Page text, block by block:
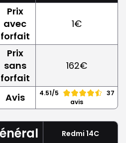
Prix
avec
forfait
1€
Prix
sans
forfait
162€
Avis 4.51/5
37
avis
Redmi 14C